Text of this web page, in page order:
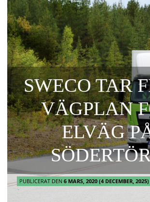
SWECO TAR
VÄGPLAN
ELVÄG
PUBLICERAT DEN 6 MARS, 2020 (4 DECEMBER, 2025)